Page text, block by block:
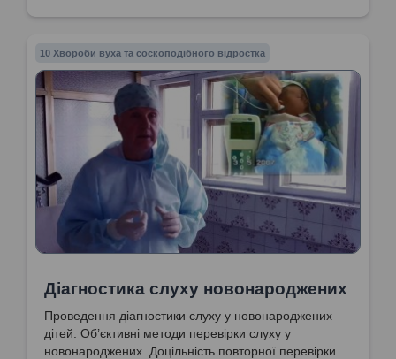
10 Хвороби вуха та соскоподібного відростка
Діагностика слуху новонароджених
Проведення діагностики слуху у новонароджених
дітей. Об’єктивні методи перевірки слуху у
новонароджених. Доцільність повторної перевірки